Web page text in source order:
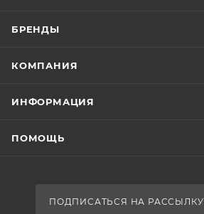
БРЕНДЫ
КОМПАНИЯ
ИНФОРМАЦИЯ
ПОМОЩЬ
ПОДПИСАТЬСЯ НА РАССЫЛКУ